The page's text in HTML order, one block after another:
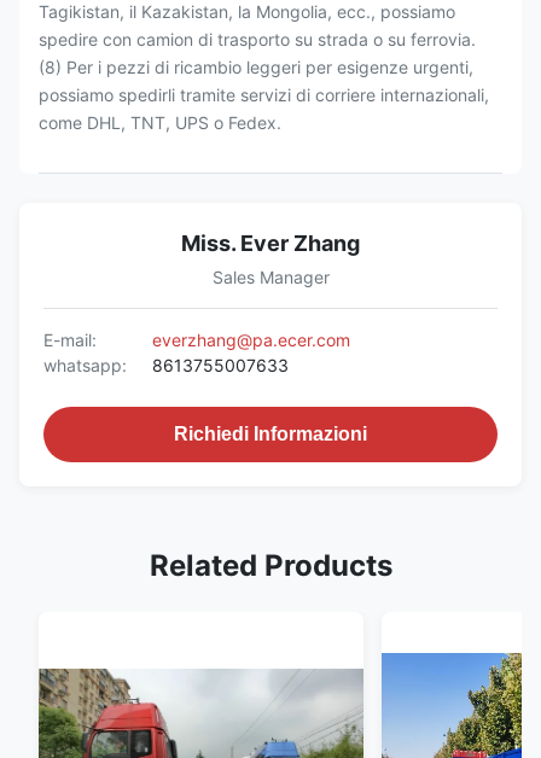
Tagikistan, il Kazakistan, la Mongolia, ecc., possiamo
spedire con camion di trasporto su strada o su ferrovia.
(8) Per i pezzi di ricambio leggeri per esigenze urgenti,
possiamo spedirli tramite servizi di corriere internazionali,
come DHL, TNT, UPS o Fedex.
Miss. Ever Zhang
Sales Manager
E-mail:
everzhang@pa.ecer.com
whatsapp:
8613755007633
Richiedi Informazioni
Related Products